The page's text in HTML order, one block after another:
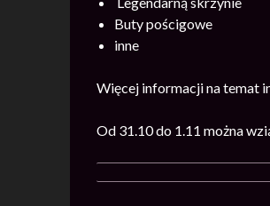
Buty pościgowe
inne
Więcej informacji na temat
Od 31.10 do 1.11 można